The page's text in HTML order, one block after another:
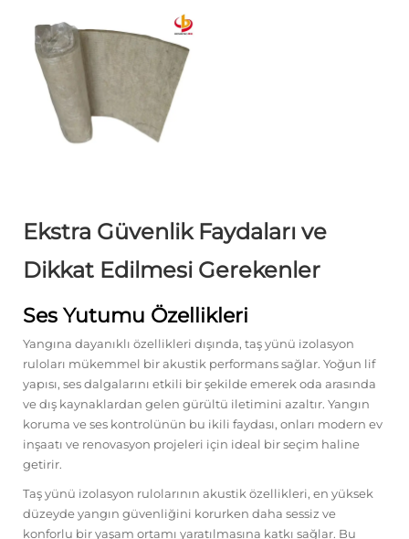
Ekstra Güvenlik Faydaları ve
Dikkat Edilmesi Gerekenler
Ses Yutumu Özellikleri
Yangına dayanıklı özellikleri dışında, taş yünü izolasyon
ruloları mükemmel bir akustik performans sağlar. Yoğun lif
yapısı, ses dalgalarını etkili bir şekilde emerek oda arasında
ve dış kaynaklardan gelen gürültü iletimini azaltır. Yangın
koruma ve ses kontrolünün bu ikili faydası, onları modern ev
inşaatı ve renovasyon projeleri için ideal bir seçim haline
getirir.
Taş yünü izolasyon rulolarının akustik özellikleri, en yüksek
düzeyde yangın güvenliğini korurken daha sessiz ve
konforlu bir yaşam ortamı yaratılmasına katkı sağlar. Bu